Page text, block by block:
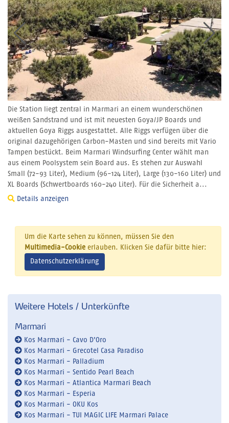
Die Station liegt zentral in Marmari an einem wunderschönen
weißen Sandstrand und ist mit neuesten Goya/JP Boards und
aktuellen Goya Riggs ausgestattet. Alle Riggs verfügen über die
original dazugehörigen Carbon-Masten und sind bereits mit Vario
Tampen bestückt. Beim Marmari Windsurfing Center wählt man
aus einem Poolsystem sein Board aus. Es stehen zur Auswahl
Small (72-93 Liter), Medium (96-124 Liter), Large (130-160 Liter) und
XL Boards (Schwertboards 160-240 Liter). Für die Sicherheit a...
Details anzeigen
Um die Karte sehen zu können, müssen Sie den
Multimedia-Cookieerlauben. Klicken Sie dafür bitte hier:
Datenschutzerklärung
Weitere Hotels / Unterkünfte
Marmari
Kos Marmari - Cavo D'Oro
Kos Marmari - Grecotel Casa Paradiso
Kos Marmari - Palladium
Kos Marmari - Sentido Pearl Beach
Kos Marmari - Atlantica Marmari Beach
Kos Marmari - Esperia
Kos Marmari - OKU Kos
Kos Marmari - TUI MAGIC LIFE Marmari Palace